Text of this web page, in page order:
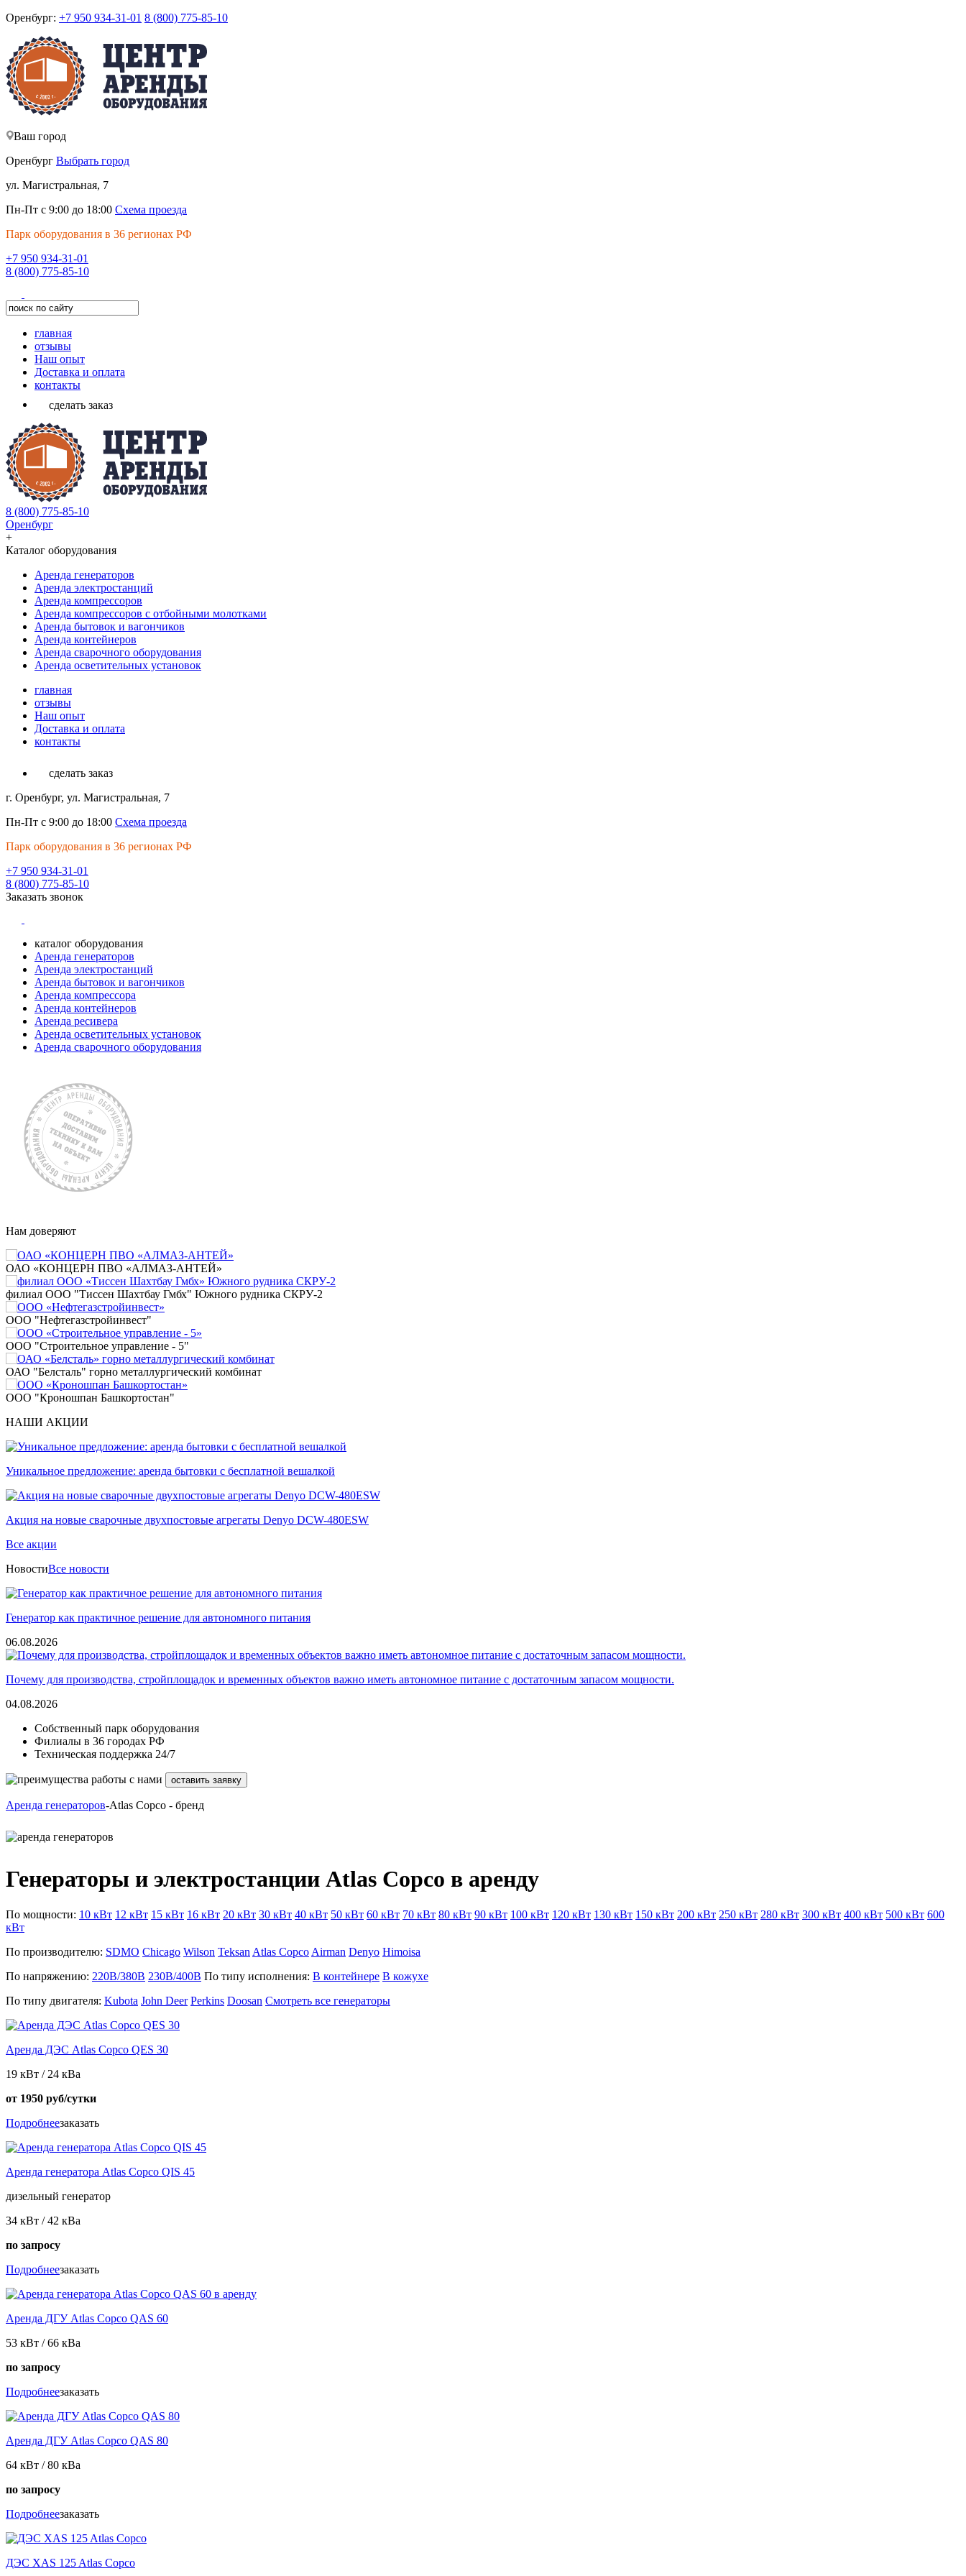
Оренбург: +7 950 934-31-01 8 (800) 775-85-10
Ваш город
Оренбург Выбрать город
ул. Магистральная, 7
Пн-Пт с 9:00 до 18:00 Схема проезда
Парк оборудования в 36 регионах РФ
+7 950 934-31-01
8 (800) 775-85-10
главная
отзывы
Наш опыт
Доставка и оплата
контакты
сделать заказ
8 (800) 775-85-10
Оренбург
+
Каталог оборудования
Аренда генераторов
Аренда электростанций
Аренда компрессоров
Аренда компрессоров с отбойными молотками
Аренда бытовок и вагончиков
Аренда контейнеров
Аренда сварочного оборудования
Аренда осветительных установок
главная
отзывы
Наш опыт
Доставка и оплата
контакты
сделать заказ
г. Оренбург, ул. Магистральная, 7
Пн-Пт с 9:00 до 18:00 Схема проезда
Парк оборудования в 36 регионах РФ
+7 950 934-31-01
8 (800) 775-85-10
Заказать звонок
каталог оборудования
Аренда генераторов
Аренда электростанций
Аренда бытовок и вагончиков
Аренда компрессора
Аренда контейнеров
Аренда ресивера
Аренда осветительных установок
Аренда сварочного оборудования
Нам доверяют
ОАО «КОНЦЕРН ПВО «АЛМАЗ-АНТЕЙ»
филиал ООО "Тиссен Шахтбау Гмбх" Южного рудника СКРУ-2
ООО "Нефтегазстройинвест"
ООО "Строительное управление - 5"
ОАО "Белсталь" горно металлургический комбинат
ООО "Кроношпан Башкортостан"
НАШИ АКЦИИ
Уникальное предложение: аренда бытовки с бесплатной вешалкой
Акция на новые сварочные двухпостовые агрегаты Denyo DCW-480ESW
Все акции
НовостиВсе новости
Генератор как практичное решение для автономного питания
06.08.2026
Почему для производства, стройплощадок и временных объектов важно иметь автономное питание с достаточным запасом мощности.
04.08.2026
Собственный парк оборудования
Филиалы в 36 городах РФ
Техническая поддержка 24/7
оставить заявку
Аренда генераторов-Atlas Copco - бренд
Генераторы и электростанции Atlas Copco в аренду
По мощности: 10 кВт 12 кВт 15 кВт 16 кВт 20 кВт 30 кВт 40 кВт 50 кВт 60 кВт 70 кВт 80 кВт 90 кВт 100 кВт 120 кВт 130 кВт 150 кВт 200 кВт 250 кВт 280 кВт 300 кВт 400 кВт 500 кВт 600
кВт
По производителю: SDMO Chicago Wilson Teksan Atlas Copco Airman Denyo Himoisa
По напряжению: 220В/380В 230В/400В По типу исполнения: В контейнере В кожухе
По типу двигателя: Kubota John Deer Perkins Doosan Смотреть все генераторы
Аренда ДЭС Atlas Copco QES 30
19 кВт / 24 кBа
от 1950 руб/сутки
Подробнеезаказать
Аренда генератора Atlas Copco QIS 45
дизельный генератор
34 кВт / 42 кВа
по запросу
Подробнеезаказать
Аренда ДГУ Atlas Copco QAS 60
53 кВт / 66 кВа
по запросу
Подробнеезаказать
Аренда ДГУ Atlas Copco QAS 80
64 кВт / 80 кВа
по запросу
Подробнеезаказать
ДЭС XAS 125 Atlas Copco